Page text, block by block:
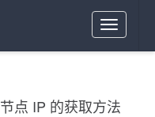
Toggle
navigation
点 IP 的获取方法